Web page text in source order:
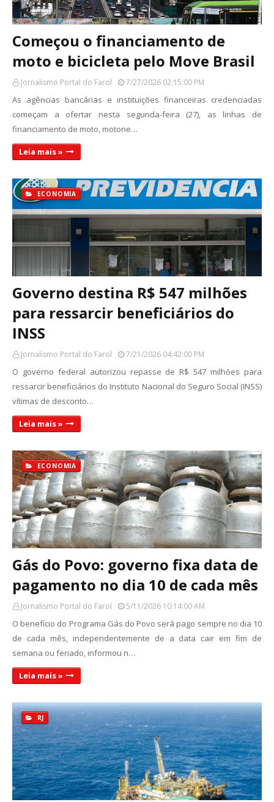
Começou o financiamento de
moto e bicicleta pelo Move Brasil
Jornalismo Portal do Farol 7/27/2026 02:15:00 PM
As agências bancárias e instituições financeiras credenciadas
começam a ofertar nesta segunda-feira (27), as linhas de
financiamento de moto, motone…
Leia mais »
ECONOMIA
Governo destina R$ 547 milhões
para ressarcir beneficiários do
INSS
Jornalismo Portal do Farol 7/21/2026 04:42:00 PM
O governo federal autorizou repasse de R$ 547 milhões para
ressarcir beneficiários do Instituto Nacional do Seguro Social (INSS)
vítimas de desconto…
Leia mais »
ECONOMIA
Gás do Povo: governo fixa data de
pagamento no dia 10 de cada mês
Jornalismo Portal do Farol 5/11/2026 10:14:00 AM
O benefício do Programa Gás do Povo será pago sempre no dia 10
de cada mês, independentemente de a data cair em fim de
semana ou feriado, informou n…
Leia mais »
RJ